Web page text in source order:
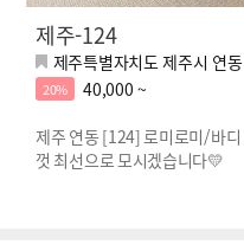
제주-124
제주특별자치도 제주시 연
20%
40,000 ~
제주 연동 [124] 로미로미/바
껏 최선으로 모시겠습니다💛